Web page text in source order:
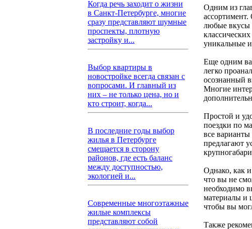
Когда речь заходит о жизни
в Санкт-Петербурге, многие
сразу представляют шумные
проспекты, плотную
застройку и...
Выбор квартиры в
новостройке всегда связан с
вопросами. И главный из
них – не только цена, но и
кто строит, когда...
В последние годы выбор
жилья в Петербурге
смещается в сторону
районов, где есть баланс
между доступностью,
экологией и...
Современные многоэтажные
жилые комплексы
представляют собой
Одним из
любые вкусы
уникальные
Еще одним
легко
осознанный
Многие
Простой и
поездки по
все
предлагают
Однако, как
что вы не
необходимо
материалы и
чтобы вы
Также